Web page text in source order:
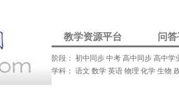
教学资源平台 问
阶段： 初中同步 中考 高中同步 高中学
学科： 语文 数学 英语 物理 化学 生物